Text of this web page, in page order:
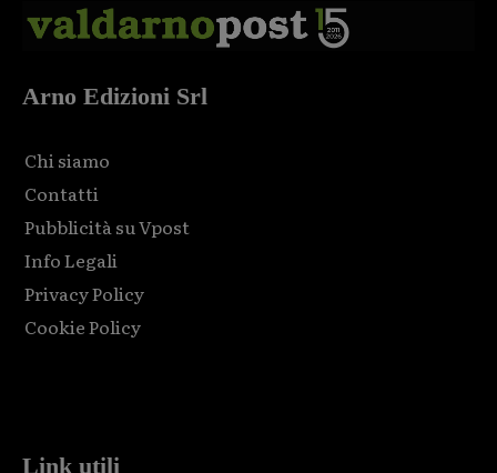
Arno Edizioni Srl
Chi siamo
Contatti
Pubblicità su Vpost
Info Legali
Privacy Policy
Cookie Policy
Link utili